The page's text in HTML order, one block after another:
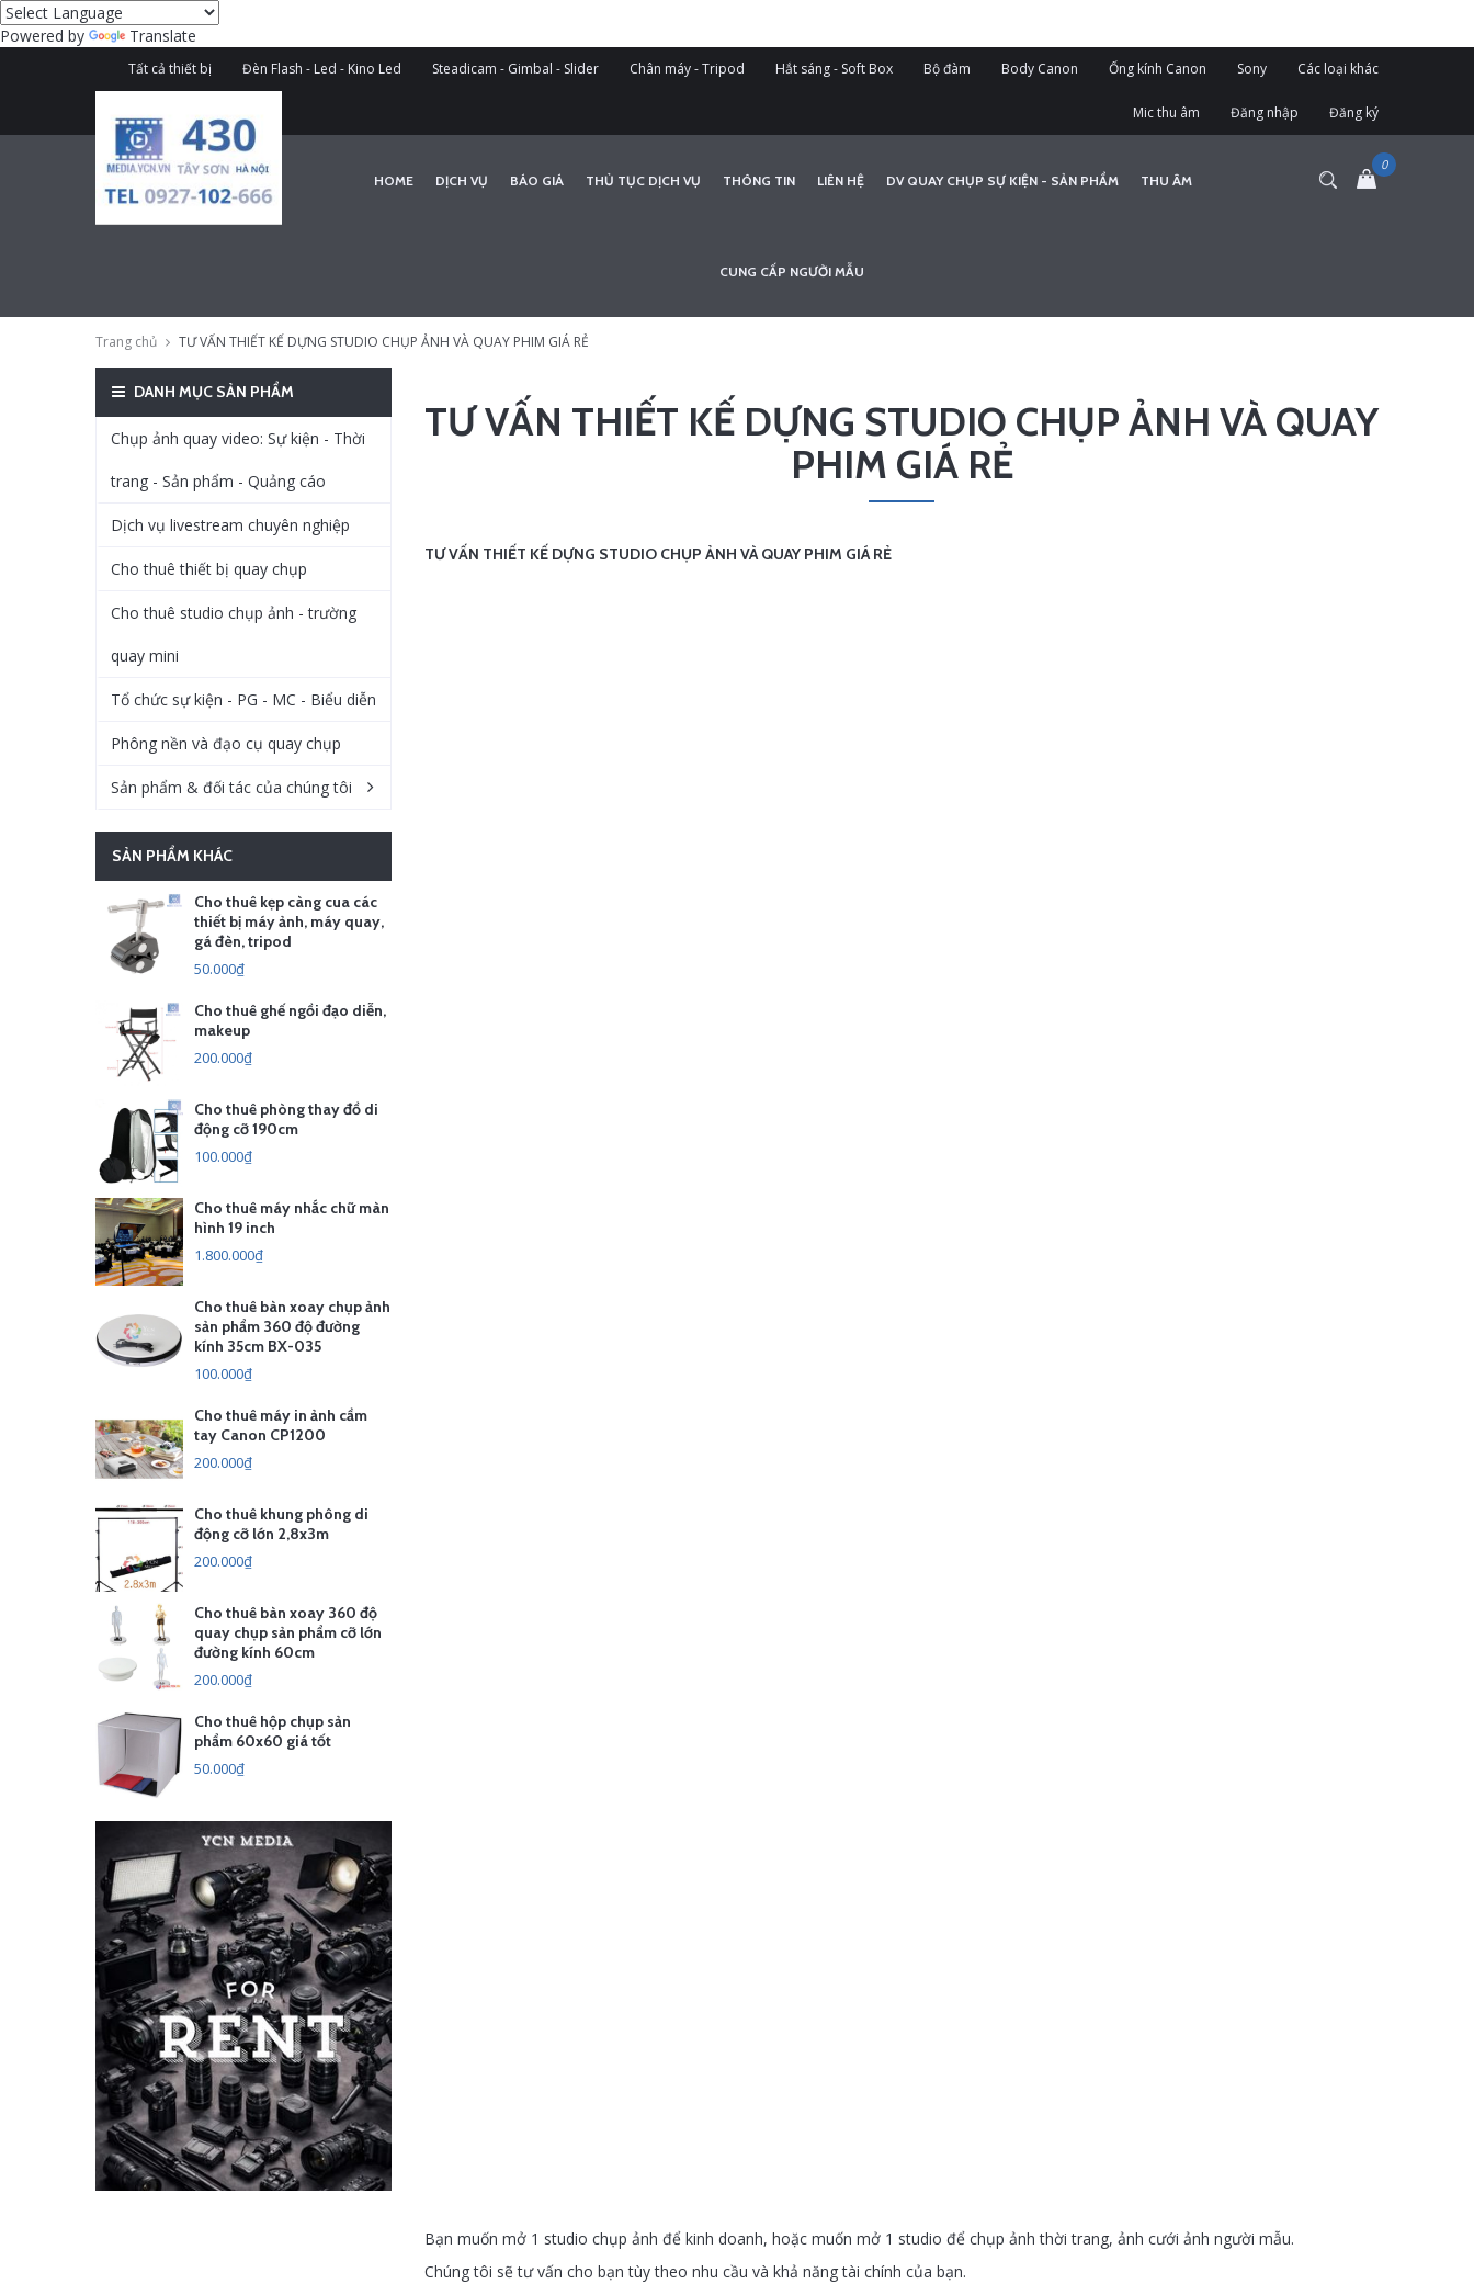
Powered by Translate
Tất cả thiết bị Đèn Flash - Led - Kino Led Steadicam - Gimbal - Slider Chân máy - Tripod Hắt sáng - Soft Box Bộ đàm Body Canon Ống kính Canon Sony Các loại khác
Mic thu âm Đăng nhập Đăng ký
HOME DỊCH VỤ BÁO GIÁ THỦ TỤC DỊCH VỤ THÔNG TIN LIÊN HỆ DV QUAY CHỤP SỰ KIỆN - SẢN PHẨM THU ÂM
CUNG CẤP NGƯỜI MẪU
Trang chủ TƯ VẤN THIẾT KẾ DỰNG STUDIO CHỤP ẢNH VÀ QUAY PHIM GIÁ RẺ
TƯ VẤN THIẾT KẾ DỰNG STUDIO CHỤP ẢNH VÀ QUAY
PHIM GIÁ RẺ
TƯ VẤN THIẾT KẾ DỰNG STUDIO CHỤP ẢNH VÀ QUAY PHIM GIÁ RẺ
Bạn muốn mở 1 studio chụp ảnh để kinh doanh, hoặc muốn mở 1 studio để chụp ảnh thời trang, ảnh cưới ảnh người mẫu.
Chúng tôi sẽ tư vấn cho bạn tùy theo nhu cầu và khả năng tài chính của bạn.
DANH MỤC SẢN PHẨM
Chụp ảnh quay video: Sự kiện - Thời
trang - Sản phẩm - Quảng cáo
Dịch vụ livestream chuyên nghiệp
Cho thuê thiết bị quay chụp
Cho thuê studio chụp ảnh - trường
quay mini
Tổ chức sự kiện - PG - MC - Biểu diễn
Phông nền và đạo cụ quay chụp
Sản phẩm & đối tác của chúng tôi
SẢN PHẨM KHÁC
Cho thuê kẹp càng cua các
thiết bị máy ảnh, máy quay,
gá đèn, tripod
50.000₫
Cho thuê ghế ngồi đạo diễn,
makeup
200.000₫
Cho thuê phòng thay đồ di
động cỡ 190cm
100.000₫
Cho thuê máy nhắc chữ màn
hình 19 inch
1.800.000₫
Cho thuê bàn xoay chụp ảnh
sản phẩm 360 độ đường
kính 35cm BX-035
100.000₫
Cho thuê máy in ảnh cầm
tay Canon CP1200
200.000₫
Cho thuê khung phông di
động cỡ lớn 2,8x3m
200.000₫
Cho thuê bàn xoay 360 độ
quay chụp sản phẩm cỡ lớn
đường kính 60cm
200.000₫
Cho thuê hộp chụp sản
phẩm 60x60 giá tốt
50.000₫